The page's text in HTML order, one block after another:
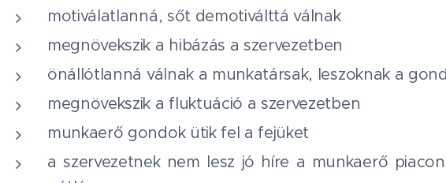
motiválatlanná, sőt demotiválttá válnak
megnövekszik a hibázás a szervezetben
önállótlanná válnak a munkatársak, leszoknak a
megnövekszik a fluktuáció a szervezetben
munkaerő gondok ütik fel a fejüket
a szervezetnek nem lesz jó híre a munkaerő